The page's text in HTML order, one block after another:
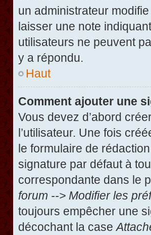
un administrateur
laisser une note
utilisateurs ne peuvent
y a répondu.
Haut
Comment ajouter une
Vous devez d’abord
l’utilisateur. Une fois
le formulaire de
signature par défaut à
correspondante dans le
forum --> Modifier les
toujours empêcher une
décochant la case